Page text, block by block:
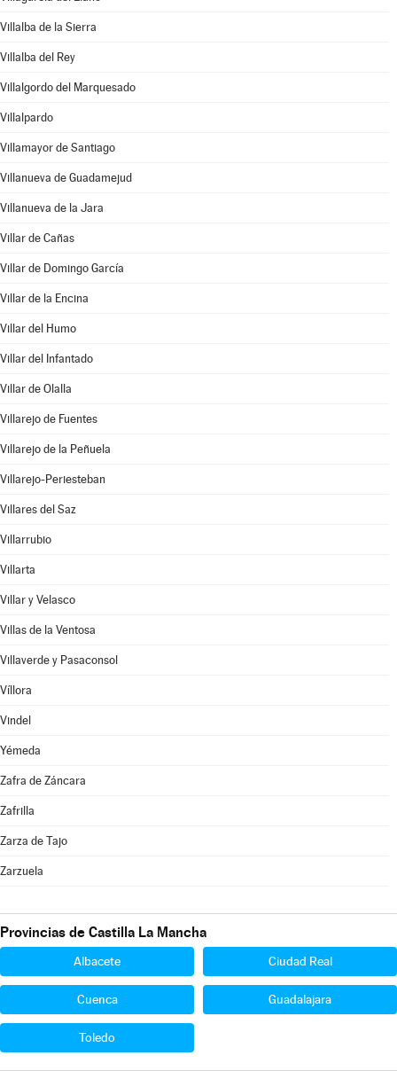
Villalba de la Sierra
Villalba del Rey
Villalgordo del Marquesado
Villalpardo
Villamayor de Santiago
Villanueva de Guadamejud
Villanueva de la Jara
Villar de Cañas
Villar de Domingo García
Villar de la Encina
Villar del Humo
Villar del Infantado
Villar de Olalla
Villarejo de Fuentes
Villarejo de la Peñuela
Villarejo-Periesteban
Villares del Saz
Villarrubio
Villarta
Villar y Velasco
Villas de la Ventosa
Villaverde y Pasaconsol
Víllora
Vindel
Yémeda
Zafra de Záncara
Zafrilla
Zarza de Tajo
Zarzuela
Provincias de Castilla La Mancha
Albacete Ciudad Real
Cuenca Guadalajara
Toledo